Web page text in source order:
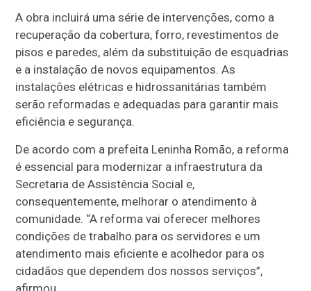
A obra incluirá uma série de intervenções, como a
recuperação da cobertura, forro, revestimentos de
pisos e paredes, além da substituição de esquadrias
e a instalação de novos equipamentos. As
instalações elétricas e hidrossanitárias também
serão reformadas e adequadas para garantir mais
eficiência e segurança.
De acordo com a prefeita Leninha Romão, a reforma
é essencial para modernizar a infraestrutura da
Secretaria de Assistência Social e,
consequentemente, melhorar o atendimento à
comunidade. “A reforma vai oferecer melhores
condições de trabalho para os servidores e um
atendimento mais eficiente e acolhedor para os
cidadãos que dependem dos nossos serviços”,
afirmou.